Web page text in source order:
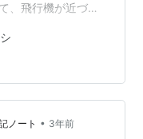
、飛行機が近づい
終わって羽田空港
はなく、ひとり暮
ノート • 3年前